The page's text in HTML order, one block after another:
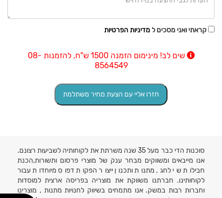
קראתי ואני מסכים למדיניות הפרטיות
שים לב! מינימום הזמנה 1500 ש"ח, להזמנות 08-
8564549
סוכנות הדי כבר מעל 35 שנה משרתת את לקוחותיה לשביעות רצונם.
אנו מייבאים ומשווקים מבחר ענק של מוצרי פרסום ותשורות,הכנת
חבילות שי לחג, מתנות ותכנון ייצור הפקות דפוס מיוחדות עבור
לקוחותינו. חברתנו משווקת את מוצריה בפריסה ארצית למוסדות
וחברות רבות במשק. אנו מתמחים בשיווק לחנויות מתנות , מוצרינו